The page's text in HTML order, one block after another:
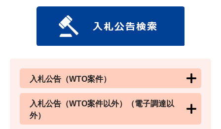
入札公告（WTO案件）
入札公告（WTO案件以外）（電子調達以
外）